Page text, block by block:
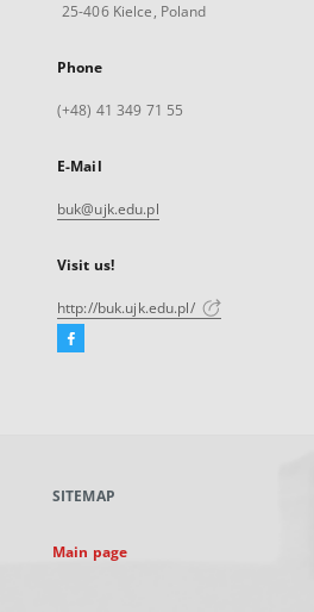
25-406 Kielce, Poland
Phone
(+48) 41 349 71 55
E-Mail
buk@ujk.edu.pl
Visit us!
http://buk.ujk.edu.pl/
Facebook
new
SITEMAP
Main page